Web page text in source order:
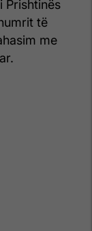
Prishtinës
të
me